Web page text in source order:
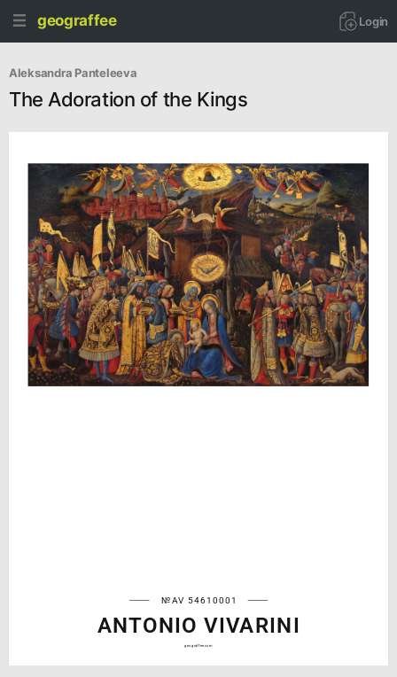
geograffee Login
Aleksandra Panteleeva
The Adoration of the Kings
№AV 54610001
ANTONIO VIVARINI
geograffee.com